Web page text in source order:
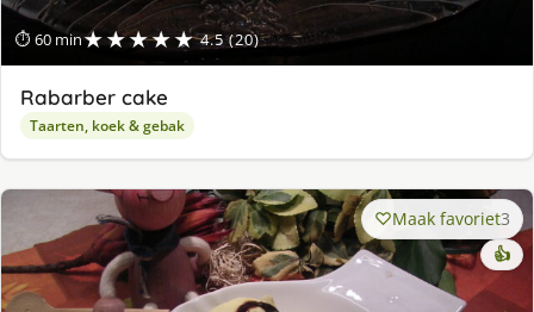
⏱ 60 min★★★★★ 4.5 (20)
Rabarber cake
Taarten, koek & gebak
Maak favoriet3
👍